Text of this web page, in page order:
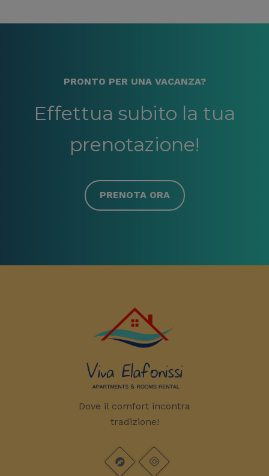
PRONTO PER UNA VACANZA?
Effettua subito la tua
prenotazione!
PRENOTA ORA
Dove il comfort incontra
tradizione!